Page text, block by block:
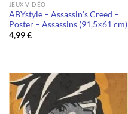
JEUX VIDÉO
ABYstyle – Assassin’s Creed –
Poster – Assassins (91,5×61 cm)
4,99€